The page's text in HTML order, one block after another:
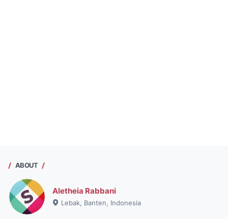
ABOUT
Aletheia Rabbani
Lebak, Banten, Indonesia